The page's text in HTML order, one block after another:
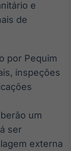
e
de
por Pequim
inspeções
um
ser
externa